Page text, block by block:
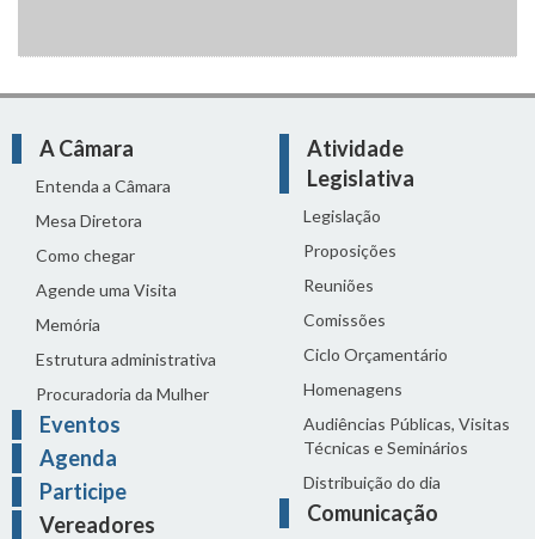
A Câmara
Entenda a Câmara
Mesa Diretora
Como chegar
Agende uma Visita
Memória
Estrutura administrativa
Procuradoria da Mulher
Eventos
Agenda
Participe
Vereadores
Atividade
Legislativa
Legislação
Proposições
Reuniões
Comissões
Ciclo Orçamentário
Homenagens
Audiências Públicas, Visitas
Técnicas e Seminários
Distribuição do dia
Comunicação